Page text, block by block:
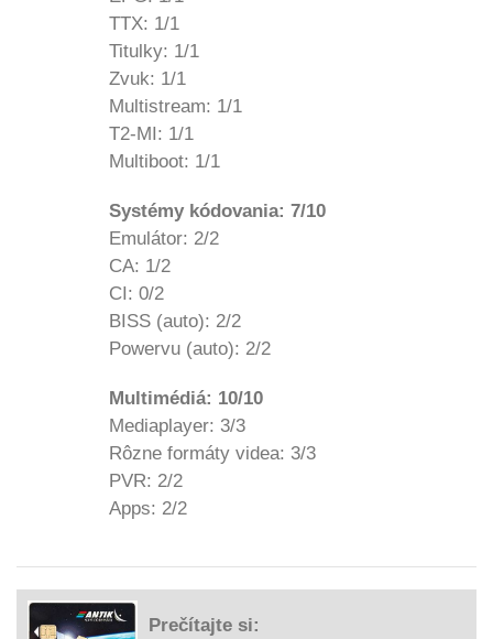
TTX: 1/1
Titulky: 1/1
Zvuk: 1/1
Multistream: 1/1
T2-MI: 1/1
Multiboot: 1/1
Systémy kódovania: 7/10
Emulátor: 2/2
CA: 1/2
CI: 0/2
BISS (auto): 2/2
Powervu (auto): 2/2
Multimédiá: 10/10
Mediaplayer: 3/3
Rôzne formáty videa: 3/3
PVR: 2/2
Apps: 2/2
Prečítajte si: